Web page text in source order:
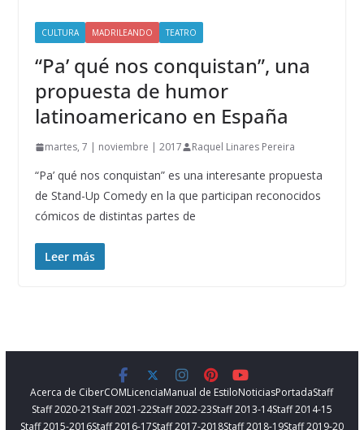
CULTURA MADRILEANDO TEATRO
“Pa’ qué nos conquistan”, una
propuesta de humor
latinoamericano en España
martes, 7 | noviembre | 2017 Raquel Linares Pereira
“Pa’ qué nos conquistan” es una interesante propuesta
de Stand-Up Comedy en la que participan reconocidos
cómicos de distintas partes de
Leer más
Acerca de CiberCOMLicenciaManual de EstiloNoticiasPortadaStaff
Staff 2020-21 Staff 2021-22Staff 2022-23Staff 2013-14Staff 2014-15
Staff 2015-2016Staff 2016-17Staff 2017-2018Staff 2018-19Staff 2019-20